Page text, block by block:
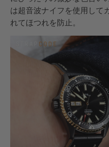
は超音波ナイフを使用して
れてほつれを防止。